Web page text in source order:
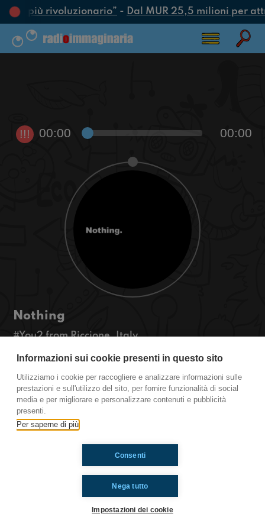
più rivoluzionario”- Dal MUR 25,5 milioni per
!!! 00:00 00:00
Nothing
#You2 from Riccione, Italy.
about nothing.
Well, nothing interesting, actually, because I
talked about something. #EyesUp
Ti è piaciuto? Condividilo!
Informazioni sui cookie presenti in questo sito
Utilizziamo i cookie per raccogliere e analizzare informazioni sulle
prestazioni e sull'utilizzo del sito, per fornire funzionalità di social
media e per migliorare e personalizzare contenuti e pubblicità
presenti.
Per saperne di più
Nega tutto
Consenti
Impostazioni dei cookie